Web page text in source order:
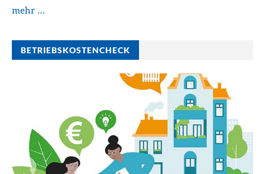
mehr …
BETRIEBSKOSTENCHECK